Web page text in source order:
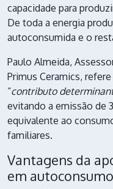
capacidade para
De toda a energia
autoconsumida e o
Paulo Almeida,
Primus Ceramics,
“contributo
evitando a emissão de
equivalente ao
familiares.
Vantagens da
em